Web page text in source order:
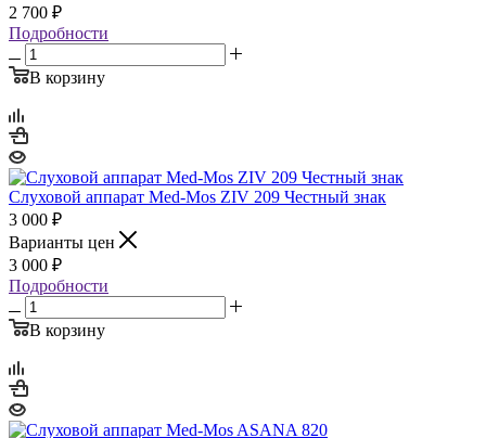
2 700 ₽
Подробности
В корзину
Слуховой аппарат Med-Mos ZIV 209 Честный знак
3 000 ₽
Варианты цен
3 000 ₽
Подробности
В корзину